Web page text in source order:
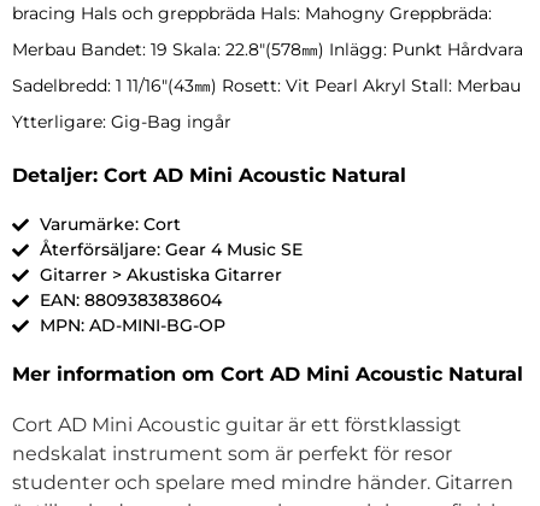
bracing Hals och greppbräda Hals: Mahogny Greppbräda:
Merbau Bandet: 19 Skala: 22.8″(578㎜) Inlägg: Punkt Hårdvara
Sadelbredd: 1 11/16″(43㎜) Rosett: Vit Pearl Akryl Stall: Merbau
Ytterligare: Gig-Bag ingår
Detaljer: Cort AD Mini Acoustic Natural
Varumärke: Cort
Återförsäljare: Gear 4 Music SE
Gitarrer > Akustiska Gitarrer
EAN: 8809383838604
MPN: AD-MINI-BG-OP
Mer information om Cort AD Mini Acoustic Natural
Cort AD Mini Acoustic guitar är ett förstklassigt
nedskalat instrument som är perfekt för resor
studenter och spelare med mindre händer. Gitarren